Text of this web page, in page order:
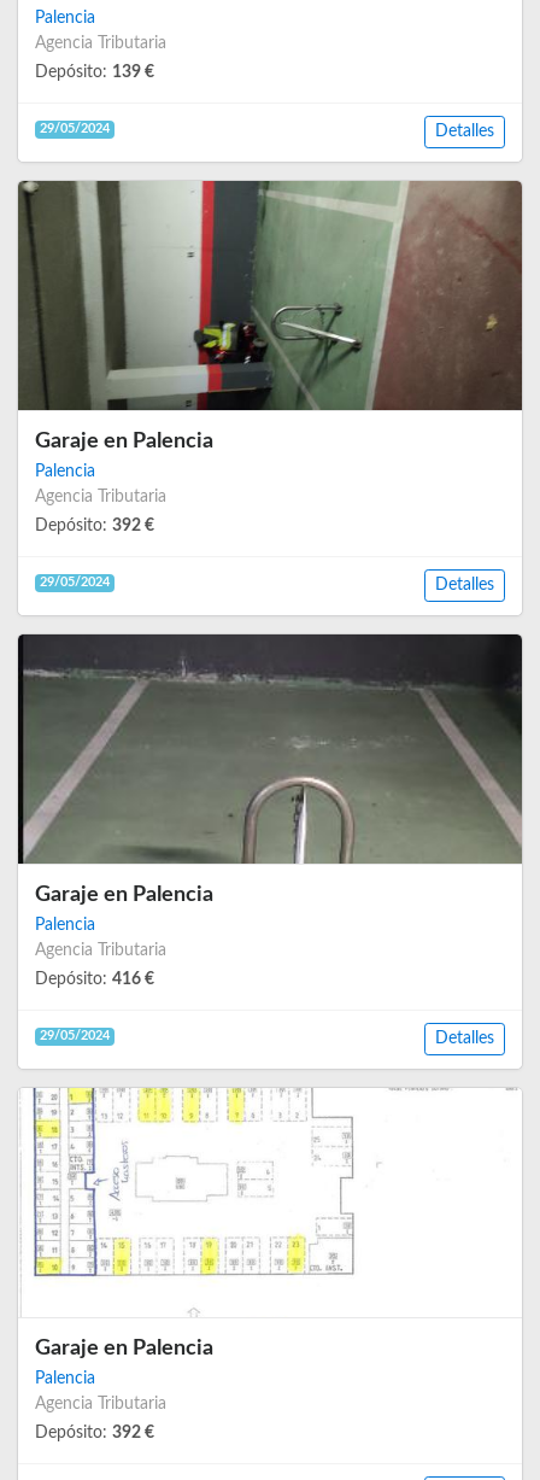
Palencia
Agencia Tributaria
Depósito: 139 €
29/05/2024 Detalles
Garaje en Palencia
Palencia
Agencia Tributaria
Depósito: 392 €
29/05/2024 Detalles
Garaje en Palencia
Palencia
Agencia Tributaria
Depósito: 416 €
29/05/2024 Detalles
Garaje en Palencia
Palencia
Agencia Tributaria
Depósito: 392 €